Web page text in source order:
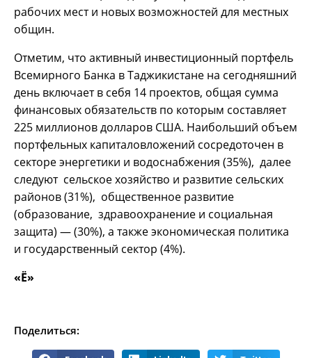
рабочих мест и новых возможностей для местных
общин.
Отметим, что активный инвестиционный портфель
Всемирного Банка в Таджикистане на сегодняшний
день включает в себя 14 проектов, общая сумма
финансовых обязательств по которым составляет
225 миллионов долларов США. Наибольший объем
портфельных капиталовложений сосредоточен в
секторе энергетики и водоснабжения (35%), далее
следуют сельское хозяйство и развитие сельских
районов (31%), общественное развитие
(образование, здравоохранение и социальная
защита) — (30%), а также экономическая политика
и государственный сектор (4%).
«Ё»
Поделиться: